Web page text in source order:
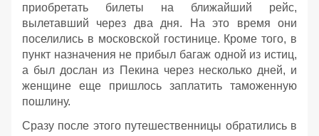
приобретать билеты на ближайший рейс,
вылетавший через два дня. На это время они
поселились в московской гостинице. Кроме того, в
пункт назначения не прибыл багаж одной из истиц,
а был дослан из Пекина через несколько дней, и
женщине еще пришлось заплатить таможенную
пошлину.
Сразу после этого путешественницы обратились в